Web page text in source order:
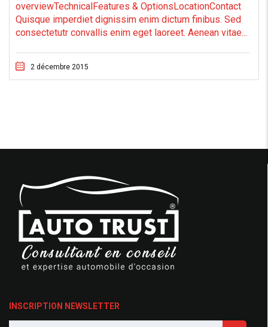
overviewTechnicalFeatures & OptionsLocationContact
Quisque imperdiet dignissim enim dictum finibus. Sed
consectetutr convallis enim eget laoreet. Aenean vitae...
2 décembre 2015
INSCRIPTION NEWSLETTER